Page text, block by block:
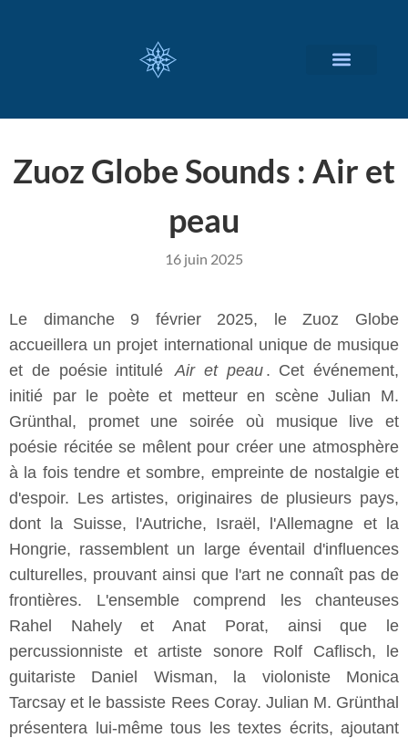
Zuoz Globe Sounds : Air et
peau
16 juin 2025
Le dimanche 9 février 2025, le Zuoz Globe
accueillera un projet international unique de musique
et de poésie intitulé
Air et peau . Cet événement,
initié par le poète et metteur en scène Julian M.
Grünthal, promet une soirée où musique live et
poésie récitée se mêlent pour créer une atmosphère
à la fois tendre et sombre, empreinte de nostalgie et
d'espoir. Les artistes, originaires de plusieurs pays,
dont la Suisse, l'Autriche, Israël, l'Allemagne et la
Hongrie, rassemblent un large éventail d'influences
culturelles, prouvant ainsi que l'art ne connaît pas de
frontières. L'ensemble comprend les chanteuses
Rahel Nahely et Anat Porat, ainsi que le
percussionniste et artiste sonore Rolf Caflisch, le
guitariste Daniel Wisman, la violoniste Monica
Tarcsay et le bassiste Rees Coray. Julian M. Grünthal
présentera lui-même tous les textes écrits, ajoutant